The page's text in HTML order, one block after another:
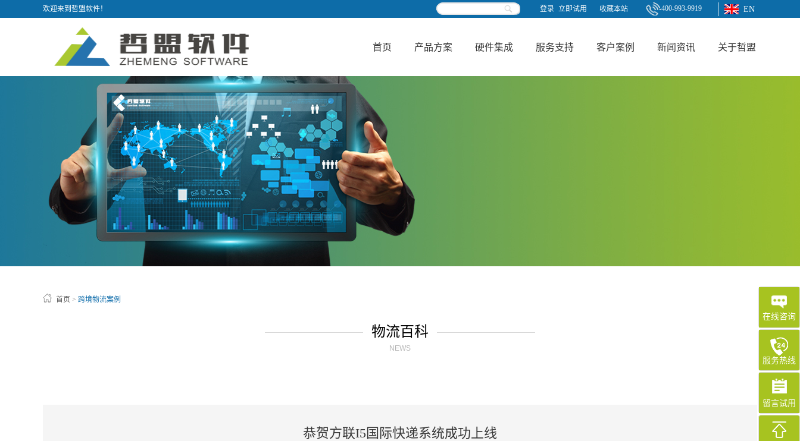
400-993-9919 EN
收藏本站
立即试用
登录
欢迎来到哲盟软件！
首页 产品方案 硬件集成 服务支持 客户案例 新闻资讯 关于哲盟
首页 > 跨境物流案例
物流百科
NEWS
恭贺方联I5国际快递系统成功上线
在线咨询
服务热线
留言试用